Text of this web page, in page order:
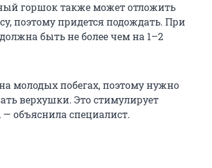
горшок также может отложить
поэтому придется подождать. При
быть не более чем на 1–2
молодых побегах, поэтому нужно
верхушки. Это стимулирует
объяснила специалист.